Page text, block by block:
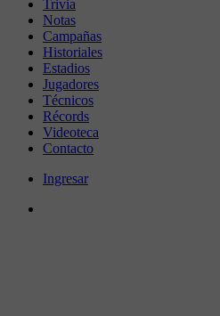
Trivia
Notas
Campañas
Historiales
Estadios
Jugadores
Técnicos
Récords
Videoteca
Contacto
Ingresar